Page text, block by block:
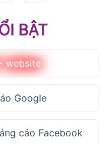
BẬT
website
Google
cáo Facebook